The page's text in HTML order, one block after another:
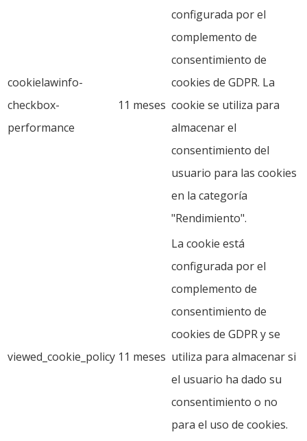
cookielawinfo-
checkbox-
performance
11 meses
configurada por el
complemento de
consentimiento de
cookies de GDPR. La
cookie se utiliza para
almacenar el
consentimiento del
usuario para las cookies
en la categoría
"Rendimiento".
viewed_cookie_policy 11 meses
La cookie está
configurada por el
complemento de
consentimiento de
cookies de GDPR y se
utiliza para almacenar si
el usuario ha dado su
consentimiento o no
para el uso de cookies.